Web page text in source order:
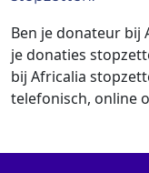
Ben je donateur bij
je donaties
bij Africalia
telefonisch, online